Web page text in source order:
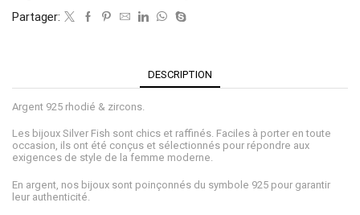
Partager:
DESCRIPTION
Argent 925 rhodié & zircons.
Les bijoux Silver Fish sont chics et raffinés. Faciles à porter en toute
occasion, ils ont été conçus et sélectionnés pour répondre aux
exigences de style de la femme moderne.
En argent, nos bijoux sont poinçonnés du symbole 925 pour garantir
leur authenticité.